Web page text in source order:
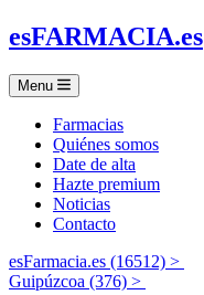
esFARMACIA.es
Menu
Farmacias
Quiénes somos
Date de alta
Hazte premium
Noticias
Contacto
esFarmacia.es (16512) >
Guipúzcoa (376) >